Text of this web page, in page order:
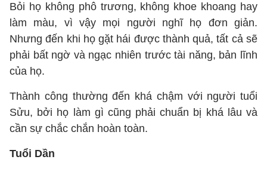
Bỏi họ không phô trương, không khoe khoang hay
làm màu, vì vậy mọi người nghĩ họ đơn giản.
Nhưng đến khi họ gặt hái được thành quả, tất cả sẽ
phải bất ngờ và ngạc nhiên trước tài năng, bản lĩnh
của họ.
Thành công thường đến khá chậm với người tuổi
Sửu, bởi họ làm gì cũng phải chuẩn bị khá lâu và
cần sự chắc chắn hoàn toàn.
Tuổi Dần